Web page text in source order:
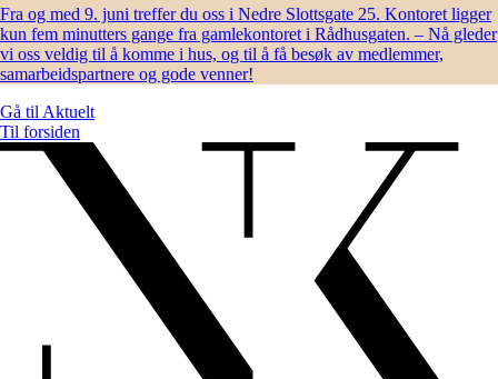
Fra og med 9. juni treffer du oss i Nedre Slottsgate 25. Kontoret ligger
kun fem minutters gange fra gamlekontoret i Rådhusgaten. – Nå gleder
vi oss veldig til å komme i hus, og til å få besøk av medlemmer,
samarbeidspartnere og gode venner!
Gå til Aktuelt
Til forsiden